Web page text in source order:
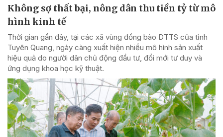
Không sợ thất bại, nông dân thu tiền tỷ từ mô
hình kinh tế
Thời gian gần đây, tại các xã vùng đồng bào DTTS của tỉnh
Tuyên Quang, ngày càng xuất hiện nhiều mô hình sản xuất
hiệu quả do người dân chủ động đầu tư, đổi mới tư duy và
ứng dụng khoa học kỹ thuật.